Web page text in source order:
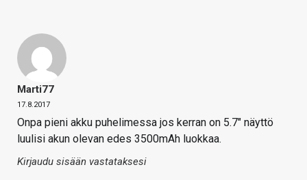
Marti77
17.8.2017
Onpa pieni akku puhelimessa jos kerran on 5.7″ näyttö
luulisi akun olevan edes 3500mAh luokkaa.
Kirjaudu sisään vastataksesi